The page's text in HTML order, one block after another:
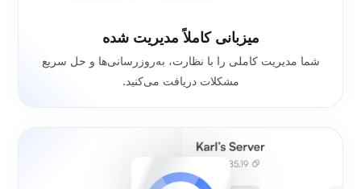
میزبانی کاملاً مدیریت شده
شما مدیریت کاملی را با نظارت، به‌روزرسانی‌ها و حل سریع
مشکلات دریافت می‌کنید.